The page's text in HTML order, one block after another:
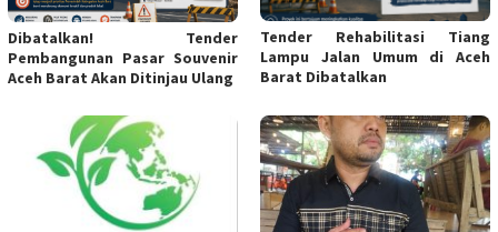
Dibatalkan! Tender
Pembangunan Pasar Souvenir
Aceh Barat Akan Ditinjau Ulang
Tender Rehabilitasi Tiang
Lampu Jalan Umum di Aceh
Barat Dibatalkan